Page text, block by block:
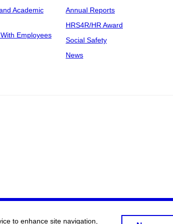
Academic
Employees
Annual Reports
HRS4R/HR Award
Social Safety
News
to enhance site navigation,